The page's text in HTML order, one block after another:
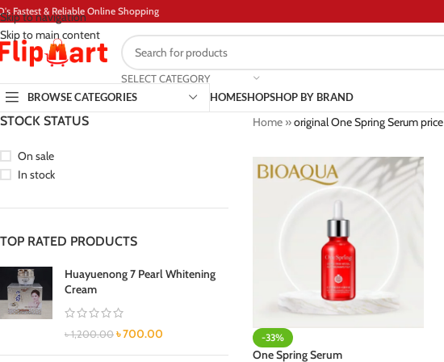
Skip to navigation
Skip to main content
Fastest & Reliable Online Shopping
SELECT CATEGORY
BROWSE CATEGORIES
HOMESHOPSHOP BY BRAND
STOCK STATUS
On sale
In stock
TOP RATED PRODUCTS
Huayuenong 7 Pearl Whitening
Cream
৳1,200.00 ৳700.00
Home»original One Spring Serum price
-33%
One Spring Serum